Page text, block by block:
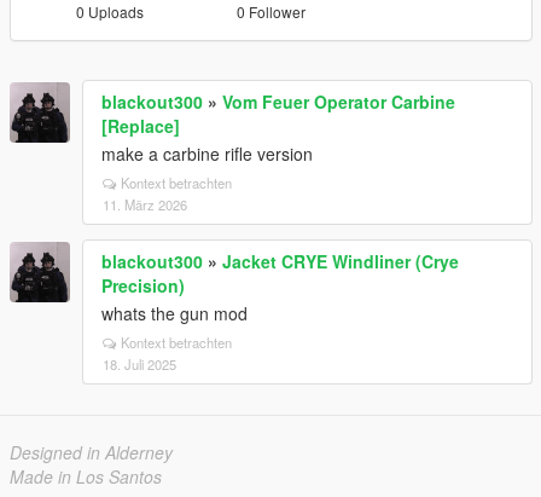
0 Uploads 0 Follower
blackout300 » Vom Feuer Operator Carbine
[Replace]
make a carbine rifle version
Kontext betrachten
11. März 2026
blackout300 » Jacket CRYE Windliner (Crye
Precision)
whats the gun mod
Kontext betrachten
18. Juli 2025
Designed in Alderney
Made in Los Santos